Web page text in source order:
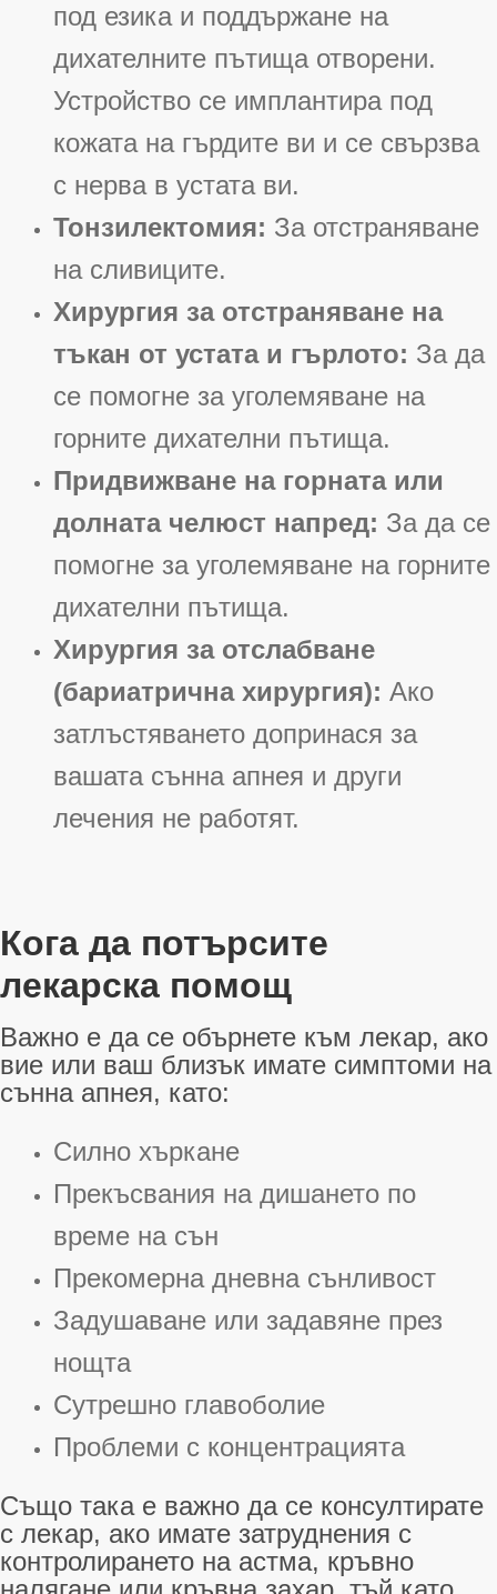
под езика и поддържане на
дихателните пътища отворени.
Устройство се имплантира под
кожата на гърдите ви и се свързва
с нерва в устата ви.
Тонзилектомия: За отстраняване
на сливиците.
Хирургия за отстраняване на
тъкан от устата и гърлото: За да
се помогне за уголемяване на
горните дихателни пътища.
Придвижване на горната или
долната челюст напред: За да се
помогне за уголемяване на горните
дихателни пътища.
Хирургия за отслабване
(бариатрична хирургия): Ако
затлъстяването допринася за
вашата сънна апнея и други
лечения не работят.
Кога да потърсите
лекарска помощ
Важно е да се обърнете към лекар, ако
вие или ваш близък имате симптоми на
сънна апнея, като:
Силно хъркане
Прекъсвания на дишането по
време на сън
Прекомерна дневна сънливост
Задушаване или задавяне през
нощта
Сутрешно главоболие
Проблеми с концентрацията
Също така е важно да се консултирате
с лекар, ако имате затруднения с
контролирането на астма, кръвно